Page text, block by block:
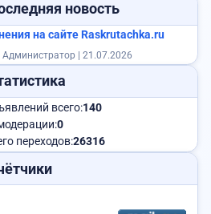
корову новость
на сайте Raskrutachka.ru
Администратор | 21.07.2026
всего:140
0
переходов:26316